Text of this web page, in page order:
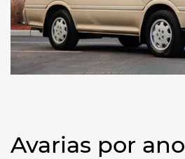
Avarias por ano